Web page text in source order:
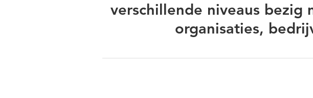
verschillende niveaus bezig
organisaties,